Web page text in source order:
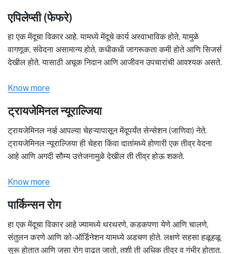
एपिलेप्सी (फेफरे)
हा एक मेंदूचा विकार आहे. यामध्ये मेंदूचे कार्य अस्वाभाविक होते, यामुळे
वागणूक, संवेदना असामान्य होते, कधीकधी जागरूकता कमी होते आणि सिजर्स
देखील होते. यासाठी अचूक निदान आणि आजीवन उपचारांची आवश्यक असते.
Know more
ट्रायजेमिनल न्यूराल्जिया
ट्रायजेमिनल नर्व्ह आपल्या चेहऱ्यापासून मेंदूपर्यंत सेन्सेशन (जाणिवा) नेते.
ट्रायजेमिनल न्यूराल्जिया ही चेहरा किंवा दातांमध्ये होणारी एक तीव्र वेदना
आहे आणि अगदी सौम्य उत्तेजनामुळे देखील ती तीव्र होऊ शकते.
Know more
पार्किन्सन रोग
हा एक मेंदूचा विकार आहे ज्यामध्ये थरथरणे, कडकपणा येणे आणि चालणे,
संतुलन करणे आणि को-ऑर्डिनेशन यामध्ये अडचण होते. लक्षणे सहसा हळूहळू
सुरू होतात आणि जसा रोग वाढत जातो, तशी ती अधिक तीव्र व गंभीर होतात.